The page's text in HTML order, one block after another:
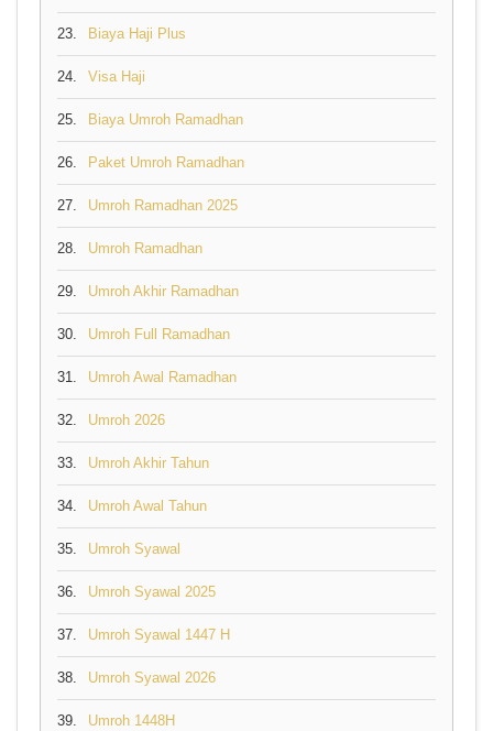
23. Biaya Haji Plus
24. Visa Haji
25. Biaya Umroh Ramadhan
26. Paket Umroh Ramadhan
27. Umroh Ramadhan 2025
28. Umroh Ramadhan
29. Umroh Akhir Ramadhan
30. Umroh Full Ramadhan
31. Umroh Awal Ramadhan
32. Umroh 2026
33. Umroh Akhir Tahun
34. Umroh Awal Tahun
35. Umroh Syawal
36. Umroh Syawal 2025
37. Umroh Syawal 1447 H
38. Umroh Syawal 2026
39. Umroh 1448H